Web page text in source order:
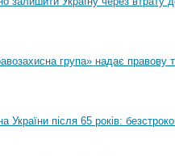
група» надає правову
після 65 років: